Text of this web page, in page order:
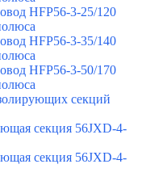
HFP56-3-25/120
HFP56-3-35/140
HFP56-3-50/170
секций
секция 56JXD-4-
секция 56JXD-4-